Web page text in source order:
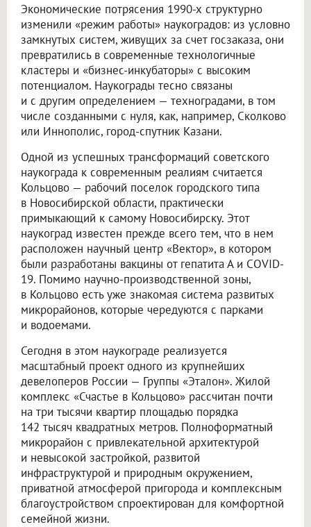
Экономические потрясения 1990-х структурно
изменили «режим работы» наукоградов: из условно
замкнутых систем, живущих за счет госзаказа, они
превратились в современные технологичные
кластеры и «бизнес-инкубаторы» с высоким
потенциалом. Наукограды тесно связаны
и с другим определением — техноградами, в том
числе созданными с нуля, как, например, Сколково
или Иннополис, город-спутник Казани.
Одной из успешных трансформаций советского
наукограда к современным реалиям считается
Кольцово — рабочий поселок городского типа
в Новосибирской области, практически
примыкающий к самому Новосибирску. Этот
наукоград известен прежде всего тем, что в нем
расположен научный центр «Вектор», в котором
были разработаны вакцины от гепатита А и COVID-
19. Помимо научно-производственной зоны,
в Кольцово есть уже знакомая система развитых
микрорайонов, которые чередуются с парками
и водоемами.
Сегодня в этом наукограде реализуется
масштабный проект одного из крупнейших
девелоперов России — Группы «Эталон». Жилой
комплекс «Счастье в Кольцово» рассчитан почти
на три тысячи квартир площадью порядка
142 тысяч квадратных метров. Полноформатный
микрорайон с привлекательной архитектурой
и невысокой застройкой, развитой
инфраструктурой и природным окружением,
приватной атмосферой пригорода и комплексным
благоустройством спроектирован для комфортной
семейной жизни.